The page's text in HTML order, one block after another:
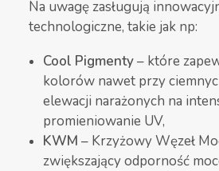
Na uwagę zasługują
technologiczne, takie jak np:
Cool Pigmenty– które
kolorów nawet przy
elewacji narażonych na
promieniowanie UV,
KWM – Krzyżowy Węzeł
zwiększający odporność